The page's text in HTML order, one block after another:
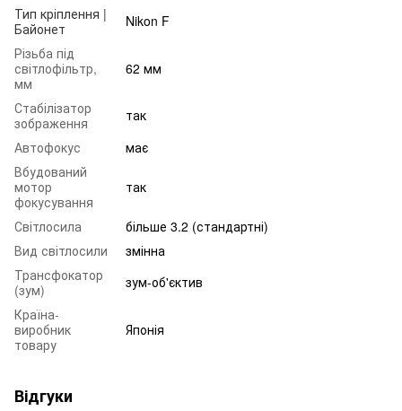
Тип кріплення |
Байонет
Nikon F
Різьба під
світлофільтр,
мм
62 мм
Стабілізатор
зображення
так
Автофокус
має
Вбудований
мотор
фокусування
так
Світлосила
більше 3.2 (стандартні)
Вид світлосили
змінна
Трансфокатор
(зум)
зум-об'єктив
Країна-
виробник
товару
Японія
Відгуки